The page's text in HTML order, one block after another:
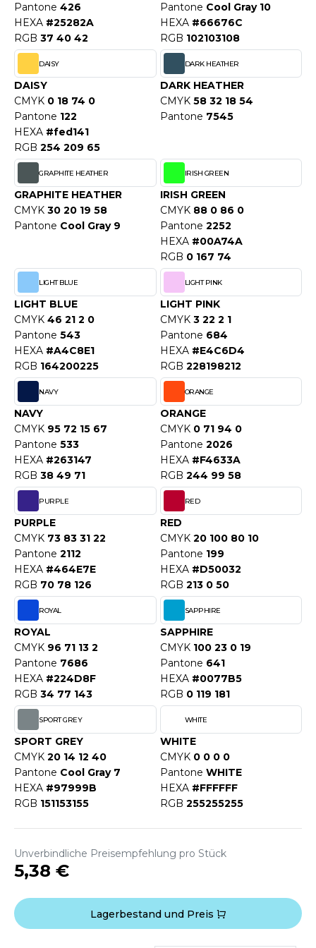
UND JACKEN
COOL
HOODS
T'S
GEN
MORNING STUDIOS
SEGURIDAD
DUICK
TEXTILE
LEWIS
ATHLETIC®
ATHLETIC® COLLECTION
Pantone 426
HEXA #25282A
RGB 37 40 42
Pantone Cool Gray 10
HEXA #66676C
RGB 102103108
DAISY
DAISY
CMYK 0 18 74 0
Pantone 122
HEXA #fed141
RGB 254 209 65
DARK HEATHER
DARK HEATHER
CMYK 58 32 18 54
Pantone 7545
GRAPHITE HEATHER
GRAPHITE HEATHER
CMYK 30 20 19 58
Pantone Cool Gray 9
IRISH GREEN
IRISH GREEN
CMYK 88 0 86 0
Pantone 2252
HEXA #00A74A
RGB 0 167 74
LIGHT BLUE
LIGHT BLUE
CMYK 46 21 2 0
Pantone 543
HEXA #A4C8E1
RGB 164200225
LIGHT PINK
LIGHT PINK
CMYK 3 22 2 1
Pantone 684
HEXA #E4C6D4
RGB 228198212
NAVY
NAVY
CMYK 95 72 15 67
Pantone 533
HEXA #263147
RGB 38 49 71
ORANGE
ORANGE
CMYK 0 71 94 0
Pantone 2026
HEXA #F4633A
RGB 244 99 58
PURPLE
PURPLE
CMYK 73 83 31 22
Pantone 2112
HEXA #464E7E
RGB 70 78 126
RED
RED
CMYK 20 100 80 10
Pantone 199
HEXA #D50032
RGB 213 0 50
ROYAL
ROYAL
CMYK 96 71 13 2
Pantone 7686
HEXA #224D8F
RGB 34 77 143
SAPPHIRE
SAPPHIRE
CMYK 100 23 0 19
Pantone 641
HEXA #0077B5
RGB 0 119 181
SPORT GREY
SPORT GREY
CMYK 20 14 12 40
Pantone Cool Gray 7
HEXA #97999B
RGB 151153155
WHITE
WHITE
CMYK 0 0 0 0
Pantone WHITE
HEXA #FFFFFF
RGB 255255255
Unverbindliche Preisempfehlung pro Stück
5,38 €
Lagerbestand und Preis